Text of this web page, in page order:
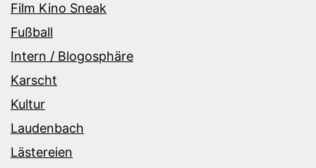
Film Kino Sneak
Fußball
Intern / Blogosphäre
Karscht
Kultur
Laudenbach
Lästereien